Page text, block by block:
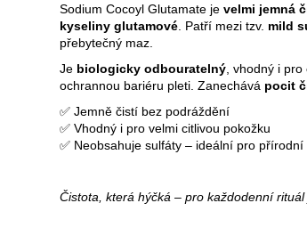
Sodium Cocoyl Glutamate je velmi jemná
kyseliny glutamové . Patří mezi tzv. mild
přebytečný maz.
Je biologicky odbouratelný , vhodný i pro
ochrannou bariéru pleti. Zanechává pocit
✅ Jemně čistí bez podráždění
✅ Vhodný i pro velmi citlivou pokožku
✅ Neobsahuje sulfáty – ideální pro přírodní
Čistota, která hýčká – pro každodenní
Doporučujeme